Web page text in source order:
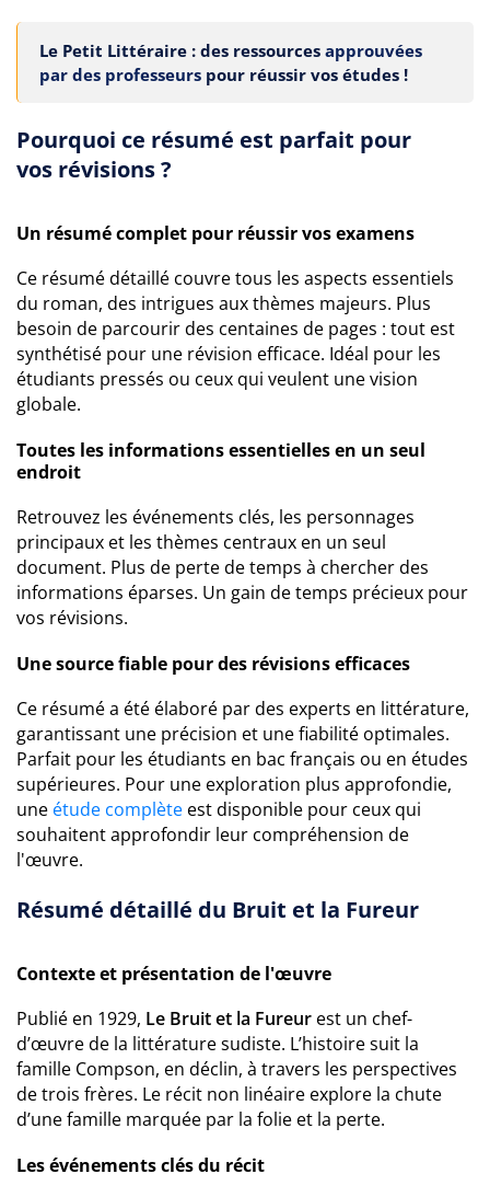
Le Petit Littéraire : des ressources approuvées
par des professeurs pour réussir vos études !
Pourquoi ce résumé est parfait pour
vos révisions ?
Un résumé complet pour réussir vos examens
Ce résumé détaillé couvre tous les aspects essentiels
du roman, des intrigues aux thèmes majeurs. Plus
besoin de parcourir des centaines de pages : tout est
synthétisé pour une révision efficace. Idéal pour les
étudiants pressés ou ceux qui veulent une vision
globale.
Toutes les informations essentielles en un seul
endroit
Retrouvez les événements clés, les personnages
principaux et les thèmes centraux en un seul
document. Plus de perte de temps à chercher des
informations éparses. Un gain de temps précieux pour
vos révisions.
Une source fiable pour des révisions efficaces
Ce résumé a été élaboré par des experts en littérature,
garantissant une précision et une fiabilité optimales.
Parfait pour les étudiants en bac français ou en études
supérieures. Pour une exploration plus approfondie,
une étude complète est disponible pour ceux qui
souhaitent approfondir leur compréhension de
l'œuvre.
Résumé détaillé du Bruit et la Fureur
Contexte et présentation de l'œuvre
Publié en 1929, Le Bruit et la Fureur est un chef-
d’œuvre de la littérature sudiste. L’histoire suit la
famille Compson, en déclin, à travers les perspectives
de trois frères. Le récit non linéaire explore la chute
d’une famille marquée par la folie et la perte.
Les événements clés du récit